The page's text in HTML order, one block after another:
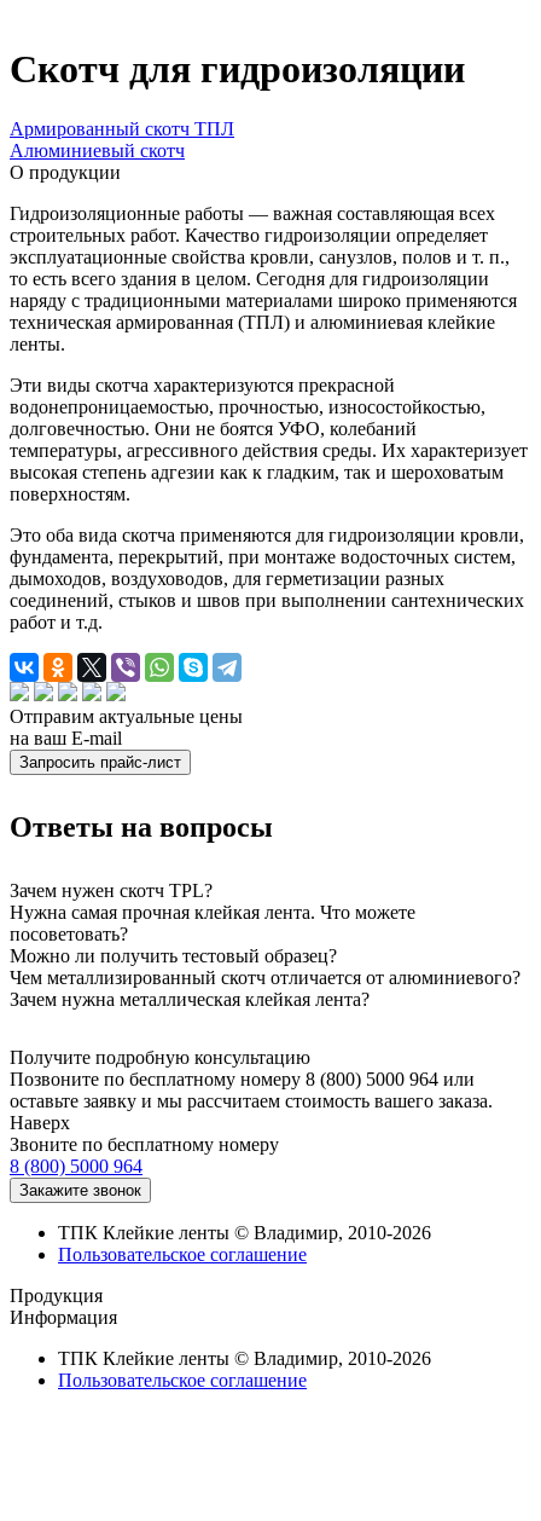
Скотч для гидроизоляции
Армированный скотч ТПЛ
Алюминиевый скотч
О продукции
Гидроизоляционные работы — важная составляющая всех
строительных работ. Качество гидроизоляции определяет
эксплуатационные свойства кровли, санузлов, полов и т. п.,
то есть всего здания в целом. Сегодня для гидроизоляции
наряду с традиционными материалами широко применяются
техническая армированная (ТПЛ) и алюминиевая клейкие
ленты.
Эти виды скотча характеризуются прекрасной
водонепроницаемостью, прочностью, износостойкостью,
долговечностью. Они не боятся УФО, колебаний
температуры, агрессивного действия среды. Их характеризует
высокая степень адгезии как к гладким, так и шероховатым
поверхностям.
Это оба вида скотча применяются для гидроизоляции кровли,
фундамента, перекрытий, при монтаже водосточных систем,
дымоходов, воздуховодов, для герметизации разных
соединений, стыков и швов при выполнении сантехнических
работ и т.д.
Отправим актуальные цены
на ваш E-mail
Ответы на вопросы
Зачем нужен скотч TPL?
Нужна самая прочная клейкая лента. Что можете
посоветовать?
Можно ли получить тестовый образец?
Чем металлизированный скотч отличается от алюминиевого?
Зачем нужна металлическая клейкая лента?
Получите подробную консультацию
Позвоните по бесплатному номеру 8 (800) 5000 964 или
оставьте заявку и мы рассчитаем стоимость вашего заказа.
Наверх
Звоните по бесплатному номеру
8 (800) 5000 964
ТПК Клейкие ленты © Владимир, 2010-2026
Пользовательское соглашение
Продукция
Информация
ТПК Клейкие ленты © Владимир, 2010-2026
Пользовательское соглашение